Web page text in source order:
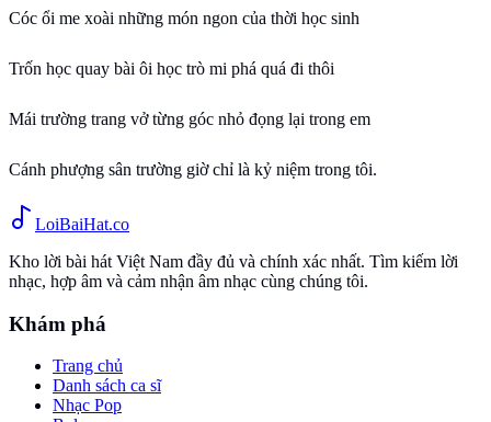
Cóc ổi me xoài những món ngon của thời học sinh
Trốn học quay bài ôi học trò mi phá quá đi thôi
Mái trường trang vở từng góc nhỏ đọng lại trong em
Cánh phượng sân trường giờ chỉ là kỷ niệm trong tôi.
LoiBaiHat.co
Kho lời bài hát Việt Nam đầy đủ và chính xác nhất. Tìm kiếm lời
nhạc, hợp âm và cảm nhận âm nhạc cùng chúng tôi.
Khám phá
Trang chủ
Danh sách ca sĩ
Nhạc Pop